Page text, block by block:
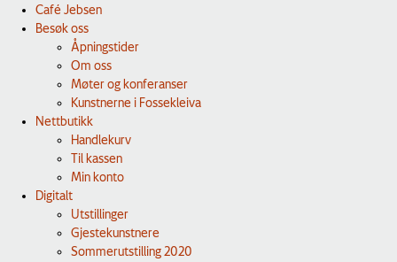
Café Jebsen
Besøk oss
Åpningstider
Om oss
Møter og konferanser
Kunstnerne i Fossekleiva
Nettbutikk
Handlekurv
Til kassen
Min konto
Digitalt
Utstillinger
Gjestekunstnere
Sommerutstilling 2020